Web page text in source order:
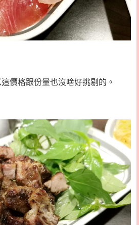
價格跟份量也沒啥好挑剔的。